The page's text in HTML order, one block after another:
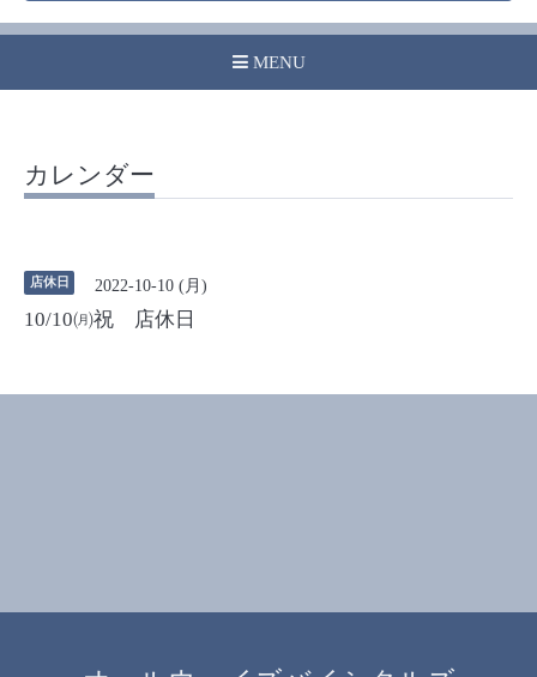
MENU
カレンダー
店休日 2022-10-10 (月)
10/10㈪祝 店休日